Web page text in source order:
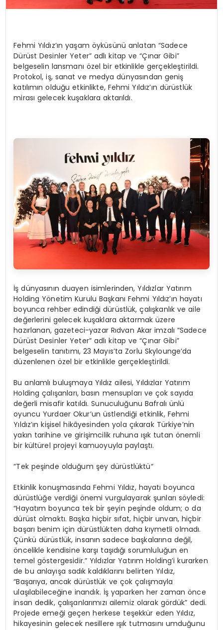
Fehmi Yıldız’ın yaşam öyküsünü anlatan “Sadece
Dürüst Desinler Yeter” adlı kitap ve “Çınar Gibi”
belgeselin lansmanı özel bir etkinlikle gerçekleştirildi.
Protokol, iş, sanat ve medya dünyasından geniş
katılımın olduğu etkinlikte, Fehmi Yıldız’ın dürüstlük
mirası gelecek kuşaklara aktarıldı.
İş dünyasının duayen isimlerinden, Yıldızlar Yatırım
Holding Yönetim Kurulu Başkanı Fehmi Yıldız’ın hayatı
boyunca rehber edindiği dürüstlük, çalışkanlık ve aile
değerlerini gelecek kuşaklara aktarmak üzere
hazırlanan, gazeteci-yazar Rıdvan Akar imzalı “Sadece
Dürüst Desinler Yeter” adlı kitap ve “Çınar Gibi”
belgeselin tanıtımı, 23 Mayıs’ta Zorlu Skylounge’da
düzenlenen özel bir etkinlikle gerçekleştirildi.
Bu anlamlı buluşmaya Yıldız ailesi, Yıldızlar Yatırım
Holdingçalışanları, basın mensupları veçok sayıda
değerli misafir katıldı. Sunuculuğunu Bafralı ünlü
oyuncu Yurdaer Okur’un üstlendiği etkinlik, Fehmi
Yıldız’ın kişisel hikâyesinden yola çıkarak Türkiye’nin
yakın tarihine ve girişimcilik ruhuna ışık tutan önemli
bir kültürel projeyi kamuoyuyla paylaştı.
“Tek peşinde olduğum şey dürüstlüktü“
Etkinlik konuşmasında Fehmi Yıldız, hayatı boyunca
dürüstlüğe verdiği önemi vurgulayarak şunları söyledi:
“Hayatım boyunca tek bir şeyin peşinde oldum; o da
dürüst olmaktı. Başka hiçbir sıfat, hiçbir unvan, hiçbir
başarı benim için dürüstlükten daha kıymetli olmadı.
Çünkü dürüstlük, insanın sadece başkalarına değil,
öncelikle kendisine karşı taşıdığı sorumluluğun en
temel göstergesidir.” Yıldızlar Yatırım Holding’i kurarken
de bu anlayışa sadık kaldıklarını belirten Yıldız,
“Başarıya, ancak dürüstlük ve çokçalışmayla
ulaşılabileceğine inandık. İş yaparken her zamanönce
insan dedik, çalışanlarımızı ailemiz olarak gördük” dedi.
Projede emeği geçen herkese teşekkür eden Yıldız,
hikayesinin gelecek nesillere ışık tutmasını umduğunu